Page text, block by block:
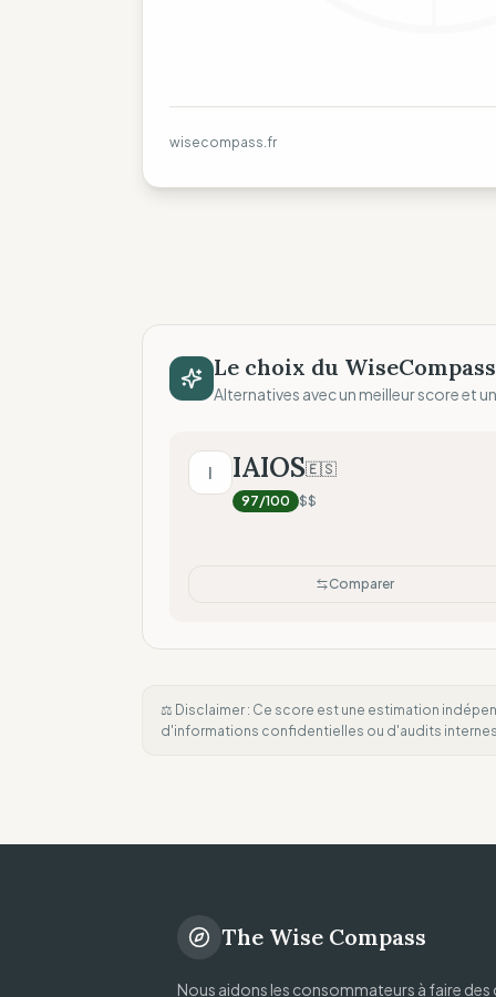
wisecompass.fr
Le choix du WiseCompass
Alternatives avec un meilleur score et
I IAIOS🇪🇸
97/100 $$
Comparer
⚖️ Disclaimer : Ce score est une estimation
d'informations confidentielles ou d'audits
The Wise Compass
Nous aidons les consommateurs à faire des